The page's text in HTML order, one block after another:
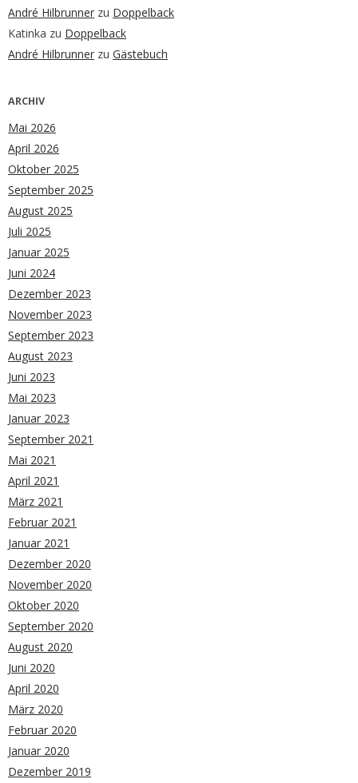
André Hilbrunner zu Doppelback
Katinka zu Doppelback
André Hilbrunner zu Gästebuch
ARCHIV
Mai 2026
April 2026
Oktober 2025
September 2025
August 2025
Juli 2025
Januar 2025
Juni 2024
Dezember 2023
November 2023
September 2023
August 2023
Juni 2023
Mai 2023
Januar 2023
September 2021
Mai 2021
April 2021
März 2021
Februar 2021
Januar 2021
Dezember 2020
November 2020
Oktober 2020
September 2020
August 2020
Juni 2020
April 2020
März 2020
Februar 2020
Januar 2020
Dezember 2019